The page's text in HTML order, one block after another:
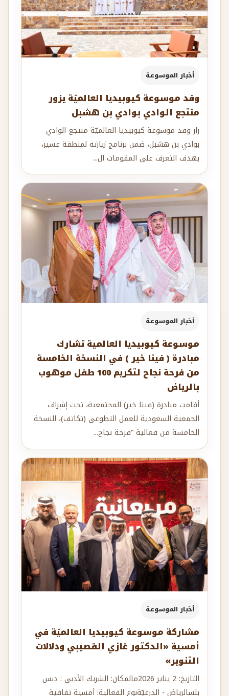
أخبار الموسوعة
وفد موسوعة كيوبيديا العالميّة يزور
منتجع الوادي بوادي بن هشبل
زار وفد موسوعة كيوبيديا العالميّة منتجع الوادي
بوادي بن هشبل، ضمن برنامج زيارته لمنطقة عسير،
بهدف التعرف على المقومات ال...
أخبار الموسوعة
موسوعة كيوبيديا العالمية تشارك
مبادرة ( فينا خير ) في النسخة الخامسة
من فرحة نجاح لتكريم 100 طفل موهوب
بالرياض
أقامت مبادرة (فينا خير) المجتمعية، تحت إشراف
الجمعية السعودية للعمل التطوعي (تكاتف)، النسخة
الخامسة من فعالية “فرحة نجاح...
أخبار الموسوعة
مشاركة موسوعة كيوبيديا العالميّة في
أمسية «الدكتور غازي القصيبي ودلالات
التنوير»
التاريخ: 2 يناير 2026مالمكان: الشريك الأدبي : دبس
بلسالرياض - الدرعيّةنوع الفعالية: أمسية ثقافية